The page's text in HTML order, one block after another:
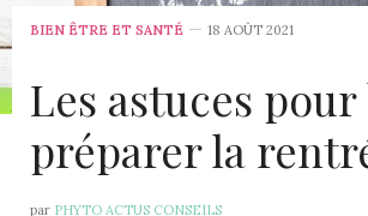
BIEN ÊTRE ET SANTÉ 18 AOÛT 2021
Les astuces
préparer la
par PHYTO ACTUS CONSEILS